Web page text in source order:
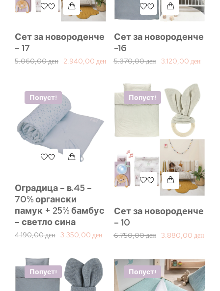
Сет за новороденче
– 17
5.060,00ден 2.940,00 ден
Сет за новороденче
-16
5.370,00ден 3.120,00 ден
Попуст!
Оградица – в.45 –
70% органски
памук + 25% бамбус
– светло сина
4.190,00ден 3.350,00 ден
Попуст!
Сет за новороденче
– 10
6.750,00ден 3.880,00 ден
Попуст! Попуст!